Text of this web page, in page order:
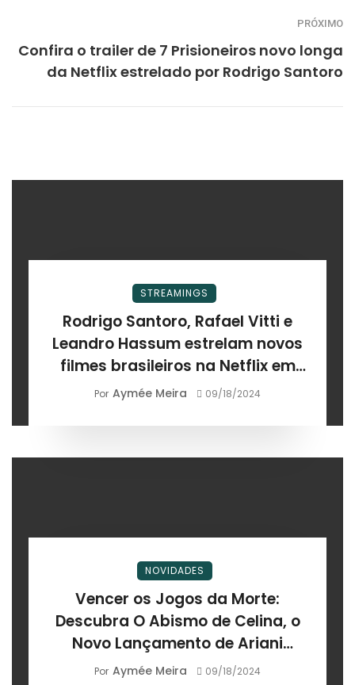
PRÓXIMO
Confira o trailer de 7 Prisioneiros novo longa
da Netflix estrelado por Rodrigo Santoro
STREAMINGS
Rodrigo Santoro, Rafael Vitti e
Leandro Hassum estrelam novos
filmes brasileiros na Netflix em
2024
Por Aymée Meira 09/18/2024
NOVIDADES
Vencer os Jogos da Morte:
Descubra O Abismo de Celina, o
Novo Lançamento de Ariani
Castelo
Por Aymée Meira 09/18/2024